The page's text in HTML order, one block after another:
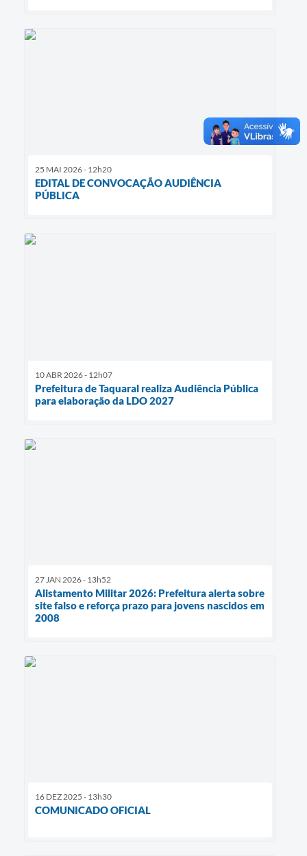
25 MAI 2026 - 12h20
EDITAL DE CONVOCAÇÃO AUDIÊNCIA
PÚBLICA
10 ABR 2026 - 12h07
Prefeitura de Taquaral realiza Audiência Pública
para elaboração da LDO 2027
27 JAN 2026 - 13h52
Alistamento Militar 2026: Prefeitura alerta sobre
site falso e reforça prazo para jovens nascidos em
2008
16 DEZ 2025 - 13h30
COMUNICADO OFICIAL